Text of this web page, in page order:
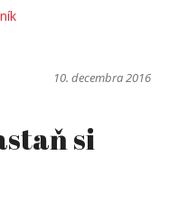
10. decembra 2016
si